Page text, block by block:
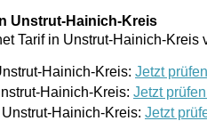
Unstrut-Hainich-Kreis
Tarif in Unstrut-Hainich-Kreis
Hainich-Kreis: Jetzt
Hainich-Kreis: Jetzt
Hainich-Kreis: Jetzt